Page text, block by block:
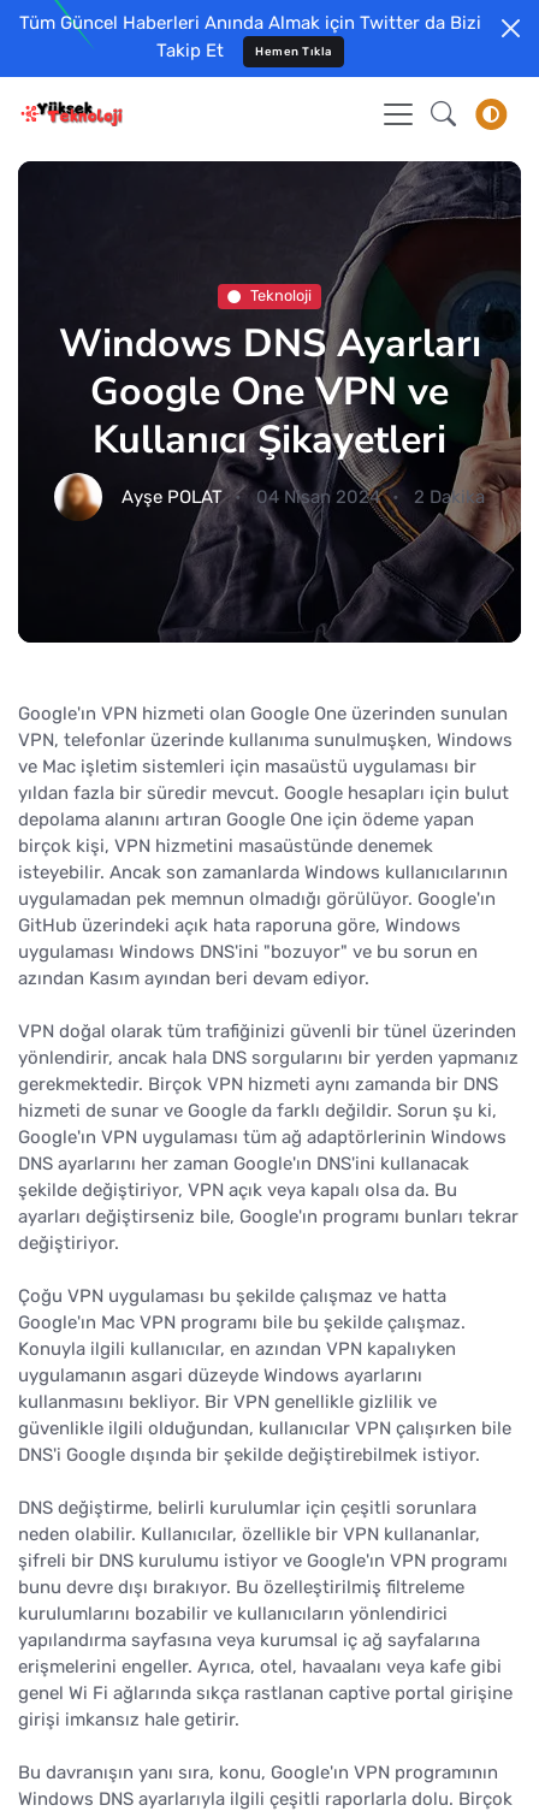
Tüm Güncel Haberleri Anında Almak için Twitter da Bizi
Takip Et
Hemen Tıkla
Teknoloji
Windows DNS Ayarları
Google One VPN ve
Kullanıcı Şikayetleri
Ayşe POLAT 04 Nisan 2024 2 Dakika
Google'ın VPN hizmeti olan Google One üzerinden sunulan
VPN, telefonlar üzerinde kullanıma sunulmuşken, Windows
ve Mac işletim sistemleri için masaüstü uygulaması bir
yıldan fazla bir süredir mevcut. Google hesapları için bulut
depolama alanını artıran Google One için ödeme yapan
birçok kişi, VPN hizmetini masaüstünde denemek
isteyebilir. Ancak son zamanlarda Windows kullanıcılarının
uygulamadan pek memnun olmadığı görülüyor. Google'ın
GitHub üzerindeki açık hata raporuna göre, Windows
uygulaması Windows DNS'ini "bozuyor" ve bu sorun en
azından Kasım ayından beri devam ediyor.
VPN doğal olarak tüm trafiğinizi güvenli bir tünel üzerinden
yönlendirir, ancak hala DNS sorgularını bir yerden yapmanız
gerekmektedir. Birçok VPN hizmeti aynı zamanda bir DNS
hizmeti de sunar ve Google da farklı değildir. Sorun şu ki,
Google'ın VPN uygulaması tüm ağ adaptörlerinin Windows
DNS ayarlarını her zaman Google'ın DNS'ini kullanacak
şekilde değiştiriyor, VPN açık veya kapalı olsa da. Bu
ayarları değiştirseniz bile, Google'ın programı bunları tekrar
değiştiriyor.
Çoğu VPN uygulaması bu şekilde çalışmaz ve hatta
Google'ın Mac VPN programı bile bu şekilde çalışmaz.
Konuyla ilgili kullanıcılar, en azından VPN kapalıyken
uygulamanın asgari düzeyde Windows ayarlarını
kullanmasını bekliyor. Bir VPN genellikle gizlilik ve
güvenlikle ilgili olduğundan, kullanıcılar VPN çalışırken bile
DNS'i Google dışında bir şekilde değiştirebilmek istiyor.
DNS değiştirme, belirli kurulumlar için çeşitli sorunlara
neden olabilir. Kullanıcılar, özellikle bir VPN kullananlar,
şifreli bir DNS kurulumu istiyor ve Google'ın VPN programı
bunu devre dışı bırakıyor. Bu özelleştirilmiş filtreleme
kurulumlarını bozabilir ve kullanıcıların yönlendirici
yapılandırma sayfasına veya kurumsal iç ağ sayfalarına
erişmelerini engeller. Ayrıca, otel, havaalanı veya kafe gibi
genel Wi Fi ağlarında sıkça rastlanan captive portal girişine
girişi imkansız hale getirir.
Bu davranışın yanı sıra, konu, Google'ın VPN programının
Windows DNS ayarlarıyla ilgili çeşitli raporlarla dolu. Birçok